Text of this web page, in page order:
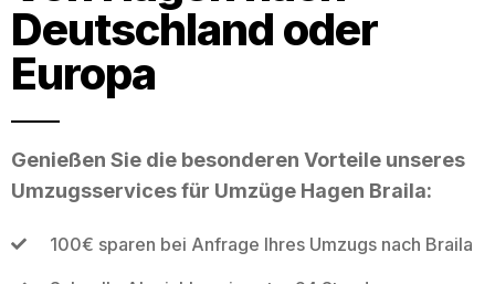
Deutschland oder
Europa
Genießen Sie die besonderen Vorteile unseres
Umzugsservices für Umzüge Hagen Braila:
100€ sparen bei Anfrage Ihres Umzugs nach Braila